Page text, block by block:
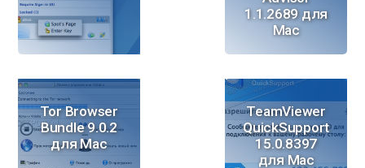
1.1.2689 для
Mac
Tor Browser
Bundle 9.0.2
для Mac
TeamViewer
QuickSupport
15.0.8397
для Mac